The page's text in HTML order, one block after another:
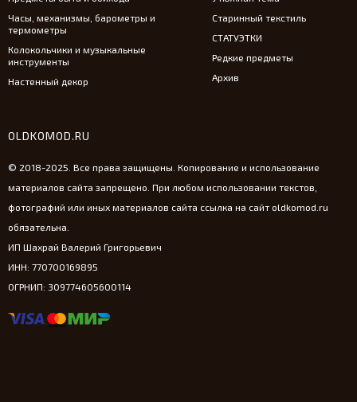
Часы, механизмы, барометры и
термометры
Колокольчики и музыкальные
инструменты
Настенный декор
Старинный текстиль
СТАТУЭТКИ
Редкие предметы
Архив
OLDKOMOD.RU
© 2018-2025. Все права защищены. Копирование и использование
материалов сайта запрещено. При любом использовании текстов,
фотографий или иных материалов сайта ссылка на сайт oldkomod.ru
обязательна.
ИП Шахрай Валерий Григорьевич
ИНН: 770700169895
ОГРНИП: 309774605600114